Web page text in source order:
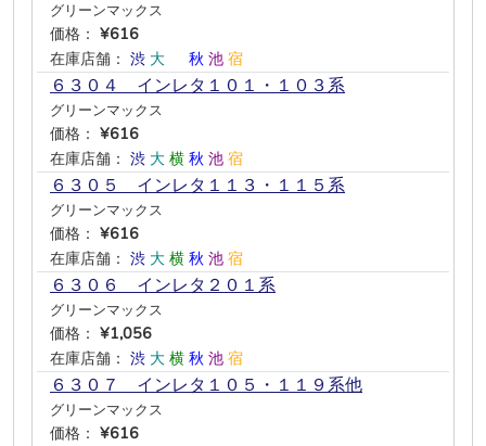
グリーンマックス
価格： ¥616
在庫店舗： 渋 大 秋 池 宿
６３０４ インレタ１０１・１０３系
グリーンマックス
価格： ¥616
在庫店舗： 渋 大 横 秋 池 宿
６３０５ インレタ１１３・１１５系
グリーンマックス
価格： ¥616
在庫店舗： 渋 大 横 秋 池 宿
６３０６ インレタ２０１系
グリーンマックス
価格： ¥1,056
在庫店舗： 渋 大 横 秋 池 宿
６３０７ インレタ１０５・１１９系他
グリーンマックス
価格： ¥616